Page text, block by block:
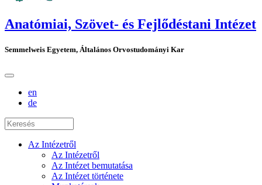
Anatómiai, Szövet- és Fejlődéstani Intézet
Semmelweis Egyetem, Általános Orvostudományi Kar
en
de
Az Intézetről
Az Intézetről
Az Intézet bemutatása
Az Intézet története